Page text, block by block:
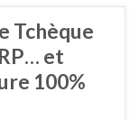
Tchèque
et
100%